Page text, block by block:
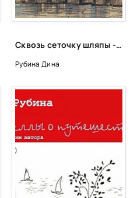
Сквозь сеточку шляпы - Дина Рубина
Рубина Дина